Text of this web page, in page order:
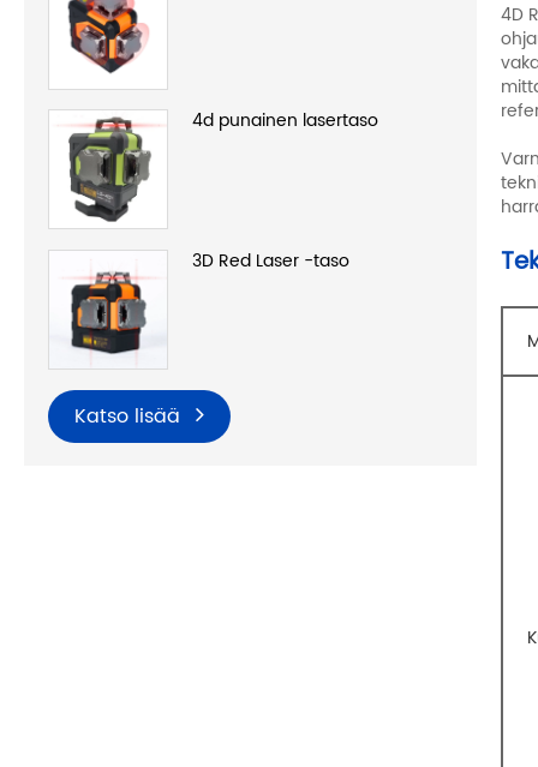
4d punainen lasertaso
3D Red Laser -taso
Katso lisää
4D